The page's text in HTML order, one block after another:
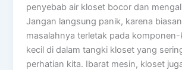
penyebab air kloset bocor dan
Jangan langsung panik, karena
masalahnya terletak pada
kecil di dalam tangki kloset yang
perhatian kita. Ibarat mesin, kloset